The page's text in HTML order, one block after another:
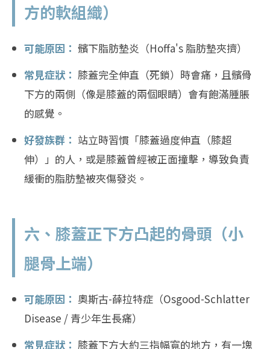
方的軟組織）
可能原因： 髕下脂肪墊炎（Hoffa's 脂肪墊夾擠）
常見症狀： 膝蓋完全伸直（死鎖）時會痛，且髕骨
下方的兩側（像是膝蓋的兩個眼睛）會有飽滿腫脹
的感覺。
好發族群： 站立時習慣「膝蓋過度伸直（膝超
伸）」的人，或是膝蓋曾經被正面撞擊，導致負責
緩衝的脂肪墊被夾傷發炎。
六、膝蓋正下方凸起的骨頭（小
腿骨上端）
可能原因： 奧斯古-薛拉特症（Osgood-Schlatter
Disease / 青少年生長痛）
常見症狀： 膝蓋下方大約三指幅寬的地方，有一塊